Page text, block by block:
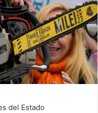
del Estado